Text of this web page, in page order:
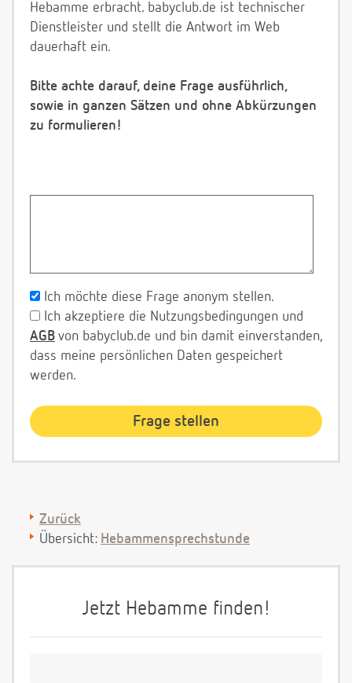
Hebamme erbracht. babyclub.de ist technischer
Dienstleister und stellt die Antwort im Web
dauerhaft ein.
Bitte achte darauf, deine Frage ausführlich,
sowie in ganzen Sätzen und ohne Abkürzungen
zu formulieren!
Ich möchte diese Frage anonym stellen.
Ich akzeptiere die Nutzungsbedingungen und
AGB von babyclub.de und bin damit einverstanden,
dass meine persönlichen Daten gespeichert
werden.
Zurück
Übersicht: Hebammensprechstunde
Jetzt Hebamme finden!